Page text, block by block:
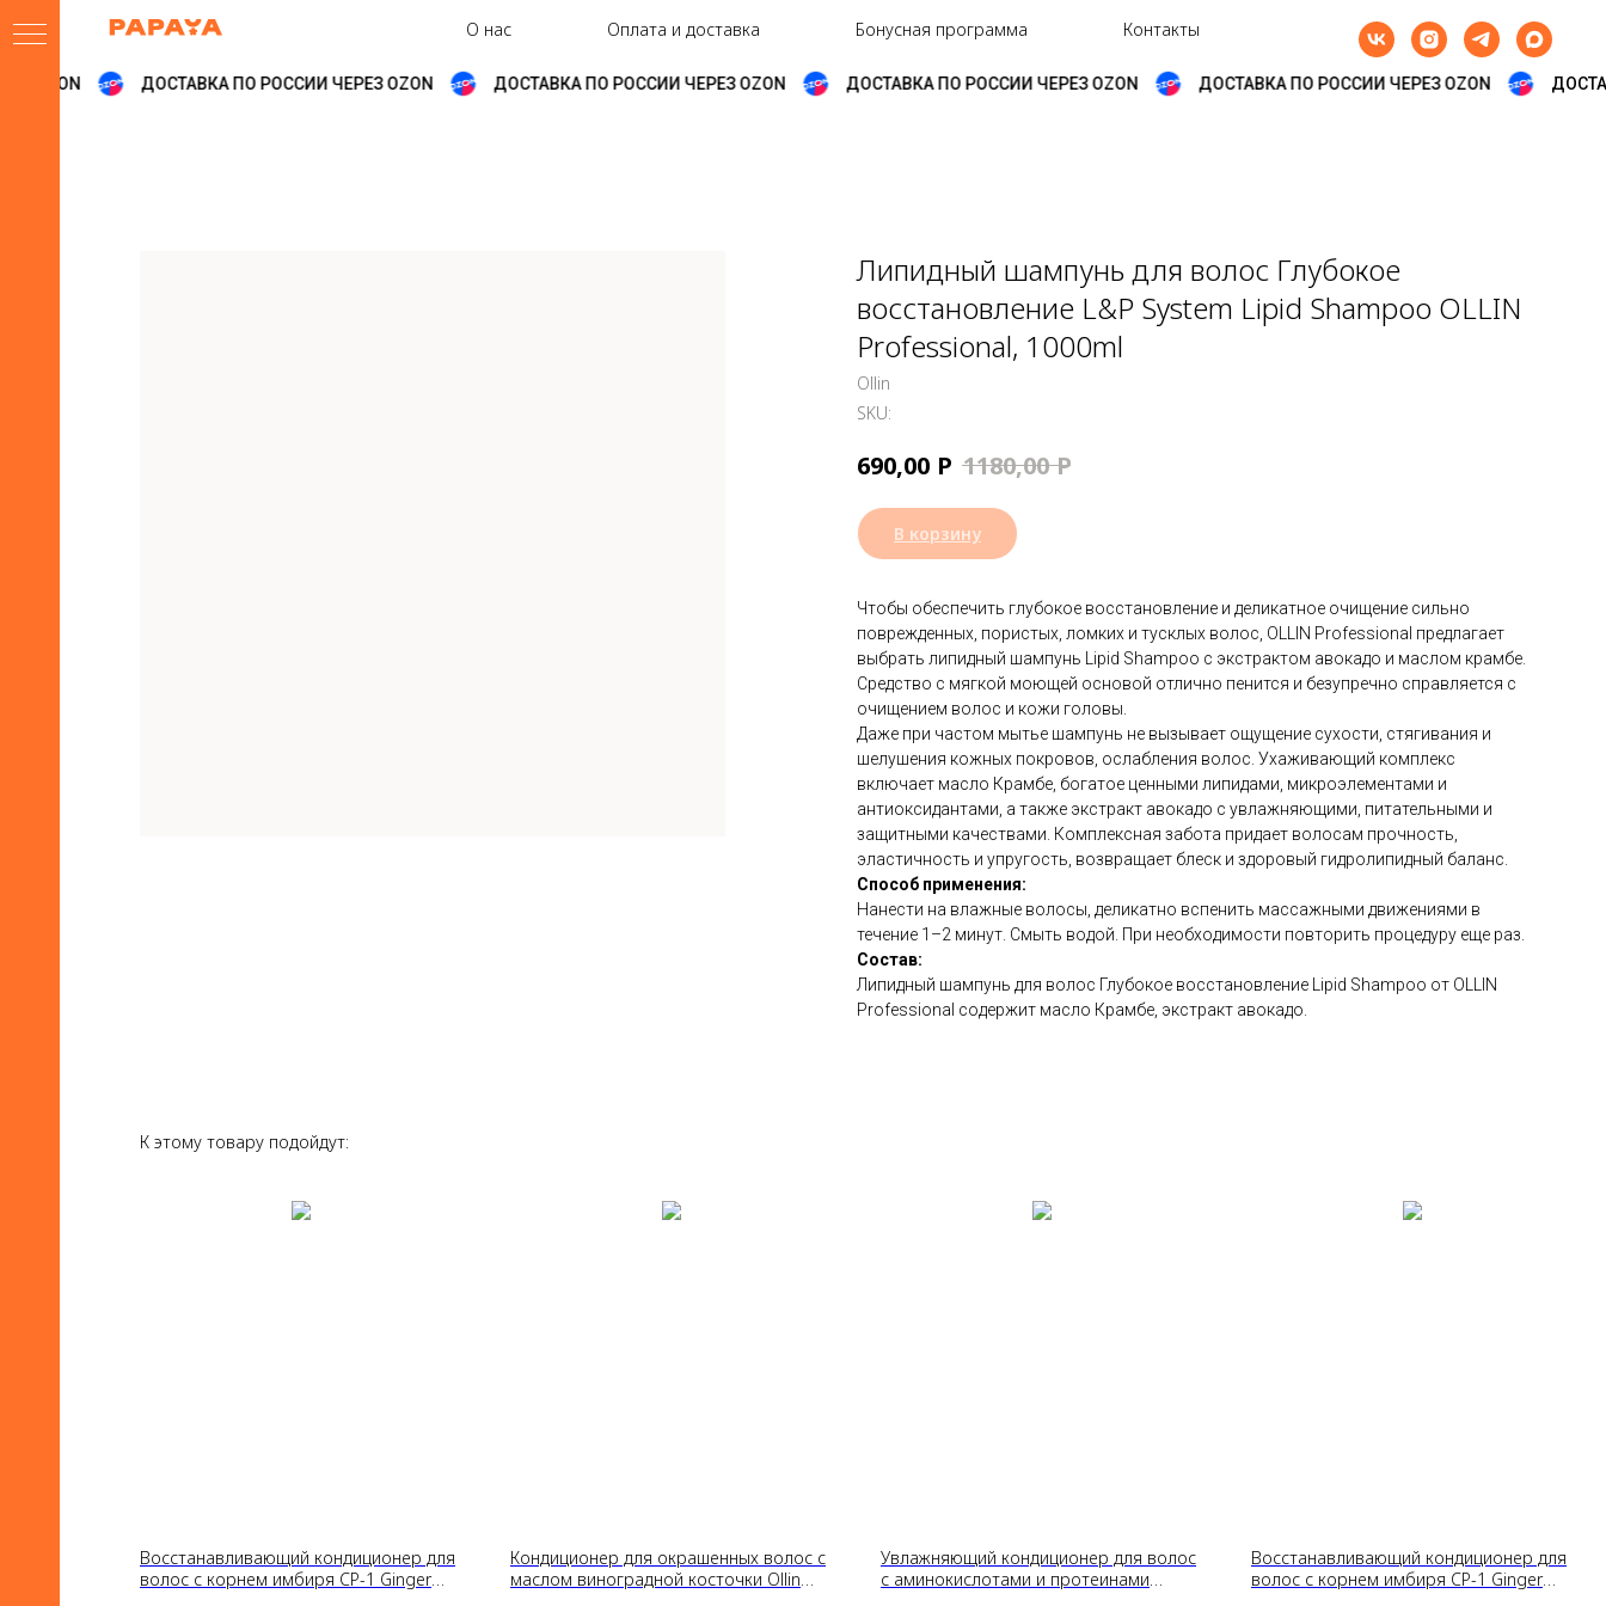
О нас Оплата и доставка Бонусная программа Контакты
OZON ДОСТАВКА ПО РОССИИ ЧЕРЕЗ OZON ДОСТАВКА ПО РОССИИ ЧЕРЕЗ OZON ДОСТАВКА ПО РОССИИ ЧЕРЕЗ OZON ДОСТАВКА ПО РОССИИ ЧЕРЕЗ OZON
Липидный шампунь для волос Глубокое
восстановление L&P System Lipid Shampoo OLLIN
Professional, 1000ml
Ollin
SKU:
690,00 Р 1180,00 Р
В корзину
Чтобы обеспечить глубокое восстановление и деликатное очищение сильно
поврежденных, пористых, ломких и тусклых волос, OLLIN Professional предлагает
выбрать липидный шампунь Lipid Shampoo с экстрактом авокадо и маслом крамбе.
Средство с мягкой моющей основой отлично пенится и безупречно справляется с
очищением волос и кожи головы.
Даже при частом мытье шампунь не вызывает ощущение сухости, стягивания и
шелушения кожных покровов, ослабления волос. Ухаживающий комплекс
включает масло Крамбе, богатое ценными липидами, микроэлементами и
антиоксидантами, а также экстракт авокадо с увлажняющими, питательными и
защитными качествами. Комплексная забота придает волосам прочность,
эластичность и упругость, возвращает блеск и здоровый гидролипидный баланс.
Способ применения:
Нанести на влажные волосы, деликатно вспенить массажными движениями в
течение 1–2 минут. Смыть водой. При необходимости повторить процедуру еще раз.
Состав:
Липидный шампунь для волос Глубокое восстановление Lipid Shampoo от OLLIN
Professional содержит масло Крамбе, экстракт авокадо.
К этому товару подойдут:
Восстанавливающий кондиционер для
волос с корнем имбиря CP-1 Ginger
Кондиционер для окрашенных волос с
маслом виноградной косточки Ollin
Увлажняющий кондиционер для волос
с аминокислотами и протеинами
Восстанавливающий кондиционер для
волос с корнем имбиря CP-1 Ginger